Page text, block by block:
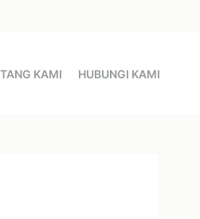
KAMI HUBUNGI KAMI